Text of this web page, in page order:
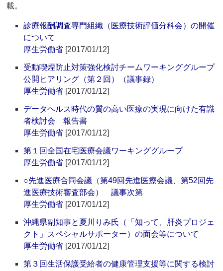
載。
診療報酬調査専門組織（医療技術評価分科会）の開催
について
厚生労働省 [2017/01/12]
受動喫煙防止対策強化検討チームワーキンググループ
公開ヒアリング（第２回）（議事録）
厚生労働省 [2017/01/12]
データヘルス時代の質の高い医療の実現に向けた有識
者検討会 報告書
厚生労働省 [2017/01/12]
第１回全国在宅医療会議ワーキンググループ
厚生労働省 [2017/01/12]
○先進医療合同会議（第49回先進医療会議、第52回先
進医療技術審査部会） 議事次第
厚生労働省 [2017/01/12]
沖縄県副知事と夏川りみ氏（「知って、肝炎プロジェ
クト」スペシャルサポーター）の面会等について
厚生労働省 [2017/01/12]
第３回生活保護受給者の健康管理支援等に関する検討